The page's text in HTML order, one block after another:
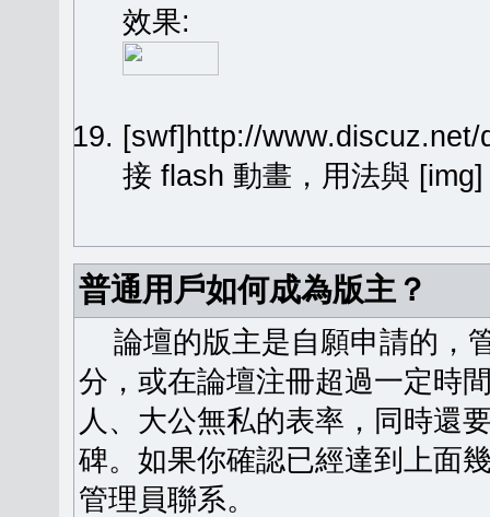
效果:
[swf]http://
接 flash 動畫，用法與
普通用戶如何成為版主？
論壇的版主是自願申請的，
分，或在論壇注冊超過一定時
人、大公無私的表率，同時還
碑。如果你確認已經達到上面
管理員聯系。